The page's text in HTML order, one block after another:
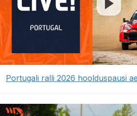
Portugali ralli 2026 hoolduspausi